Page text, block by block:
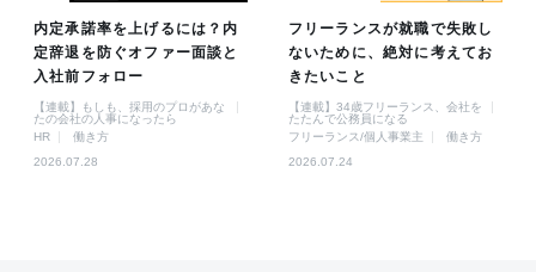
内定承諾率を上げるには？内
定辞退を防ぐオファー面談と
入社前フォロー
【連載】もしも、採用のプロがあな
たの会社の人事になったら
HR
働き方
2026.07.28
フリーランスが就職で失敗し
ないために、絶対に考えてお
きたいこと
【連載】34歳フリーランス、会社を
たたんで公務員になる
フリーランス/個人事業主
働き方
2026.07.24